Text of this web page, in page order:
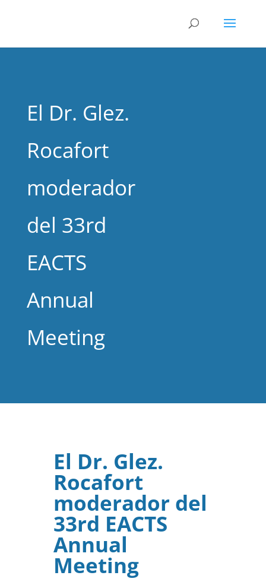
El Dr. Glez.
Rocafort
moderador
del 33rd
EACTS
Annual
Meeting
El Dr. Glez.
Rocafort
moderador del
33rd EACTS
Annual
Meeting